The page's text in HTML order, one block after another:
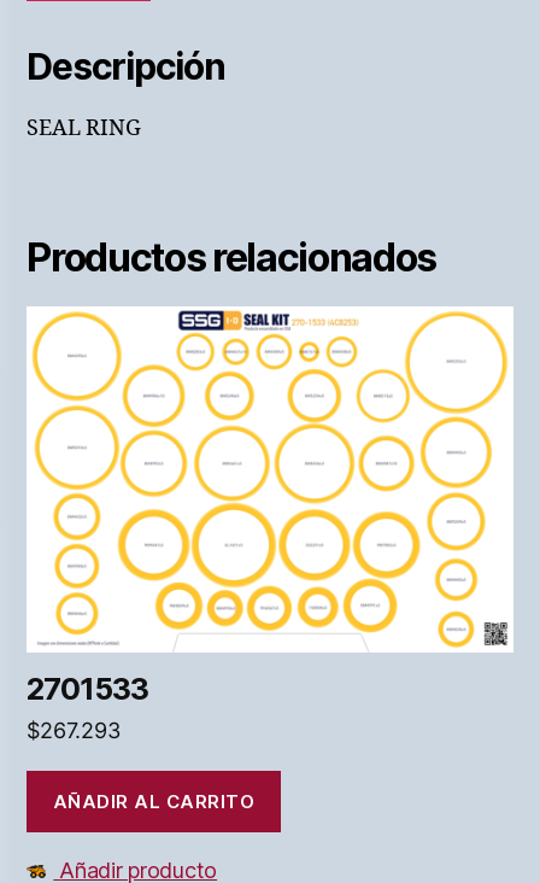
Descripción
SEAL RING
Productos relacionados
2701533
$267.293
AÑADIR AL CARRITO
Añadir producto